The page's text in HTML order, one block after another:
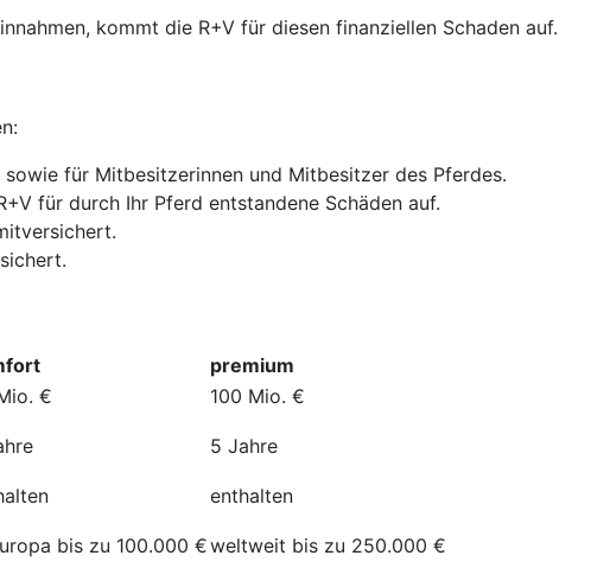
kommt die R+V für diesen finanziellen Schaden auf.
für Mitbesitzerinnen und Mitbesitzer des Pferdes.
für durch Ihr Pferd entstandene Schäden auf.
premium
€ 100 Mio. €
5 Jahre
enthalten
bis zu 100.000 €weltweit bis zu 250.000 €